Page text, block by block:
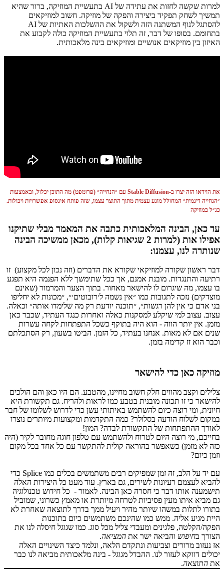
למרות שקשה לחזות את עתידה של AI בתעשיית המוזיקה, ברור שהיא
תמשיך לשחק תפקיד ביצירה והפקה של מוזיקה. חשוב למוזיקאים
להסתגל לנוף המשתנה הזה ולשקול את ההשלכות האתיות של AI
בתחומם. בסופו של דבר, זה תלוי בתעשיית המוזיקה כולה לקבוע את
האיזון בין מוזיקאים אנושיים ומוזיקאים בינה מלאכותית.
את הוידאו הזה יצרו ב-Stable Diffusion עם ״הנחייה״ (פרומפט) מה התוכן יכלול, ובאמצעות
״הנחייה דינמית״ המחולל מונע עצמית מתוך התוצר עצמו, שזה פותח אינסופ אפשרויות ויכולות.
כנ״ל במוזיקה
עד כאן, הבינה המלאכותית כתבה את המאמר מבלי שתיקנו
אפילו אות (למרות 2 שגיאות קלות), מכאן ממשיכה הבינה
שנותרה לנו, עצמנו:
דבר ראשון שקורה למוזיקאי שקורא את הדברים (וזה נכון לכל מקצוע) זו
רתיעה והתנגדות. מובנת אמנם, אך ככל שתימשך ללא הפנמה היא תפגע
בו עצמו, מה שיגרום לו להישאר מאחור. בתוך הצער והמרמור (שאינם
מוצדקים) נזכה לתגובות כמו ״אין נשמה ל׳רובוטים׳״, ״מכונות לא יחליפו
בני אדם כי אין להן רגשות״, ״תוכנה יודעת רק מה שלימדו אותה״ וכאלה.
עצוב. עצוב למי שיקלע למסקנות כאלה ואחרות כנגד העתיד, שכבר כאן
מזמן. אין יותר הווה - הוא היה בתוקף כשכל התפתחות לקחה עשרות
שנים אם לא מאות. אנחנו בעתיד, כל הזמן. הביטו בשעון, רק הסתכלתם
וכבר הוא זז קדימה בזמן.
מוזיקה כאן כדי להישאר
צלילים וקצב מהווים חלק חשוב מחיינו, מהטבע. הם היו כאן והם הולכים
להישאר כי זו תכונה מובנית בטבע כמו לראות ולהריח. גם תקשורת היא
חיונית, ומי רוצה כיום להשתמש באיתותי עשן כדי לדרוש לשלומו של חבר
במקום לשלוח הודעה בסלולר? כמה התקדמות ומקצועות מיותרים נוצרו
לאורך ההתפתחות של התקשורת לבדה? המון!
בחייכם, מי רוצה היום לטרוח ולהשתמש עם טלפון חוגה מחובר לקיר (היה
כזה לא מזמן) כשאפשר בהוראה קולית להתקשר עם כל אחד בכל מקום
וזמן כיום?
עם יד על הלב, זה זמן שמפיקים רבים משתמשים בכלים כמו Splice כדי
להביא לעצמם רעיונות לשירים, גם בארץ. עוד מעט כל היצירות האלה
תישמענה אותו דבר כי חסרה כאן הבינה. לאמור - כל חידוש טכנולוגיה
גם מביא איתו מעין פסיביות לטרחה מיותרת או מאמץ כשרוני, שמוביל
בתורו לתלות במשהו שיותר מהיר ויעיל ממך בדרך לתוצאה שאחרת לא
היית מגיע אליה. ממש כמו שהינכם משתמשים כיום בתוכנות
הפקה/הקלטה, פלגינים ומעבדי צליל מכל סוג. כמו שגוגל חיסלה לנו את
הצורך בחיפוש והביאה ישר את המציאה.
אז נעזוב מרורים וצביעות ונתקדם הלאה, ונלמד כיצד השינויים האלה
יכולים דווקא לעזור לנו. ההבדל מגוגל - בינה מלאכותית מביאה לנו כבר
את התוצאה.